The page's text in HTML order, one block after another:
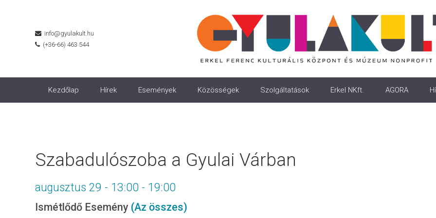
info@gyulakult.hu
(+36-66) 463 544
Kezdőlap Hírek Események Közösségek Szolgáltatások Erkel NKft. AGORA
Szabadulószoba a Gyulai Várban
augusztus 29 - 13:00 - 19:00
Ismétlődő Esemény (Az összes)